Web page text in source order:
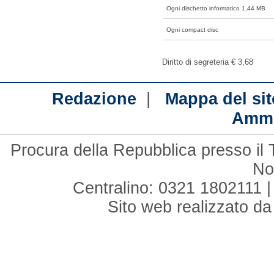
Ogni dischetto informatico 1,44 MB
Ogni compact disc
Diritto di segreteria € 3,68
Redazione | Mappa del
Procura della Repubblica presso il
Centralino: 0321 1802111
Sito web realizzato